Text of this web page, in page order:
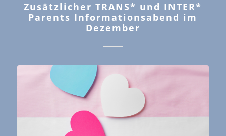
Zusätzlicher TRANS* und INTER*
Parents Informationsabend im
Dezember